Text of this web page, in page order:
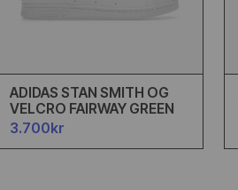
ADIDAS STAN SMITH OG
VELCRO FAIRWAY GREEN
3.700kr